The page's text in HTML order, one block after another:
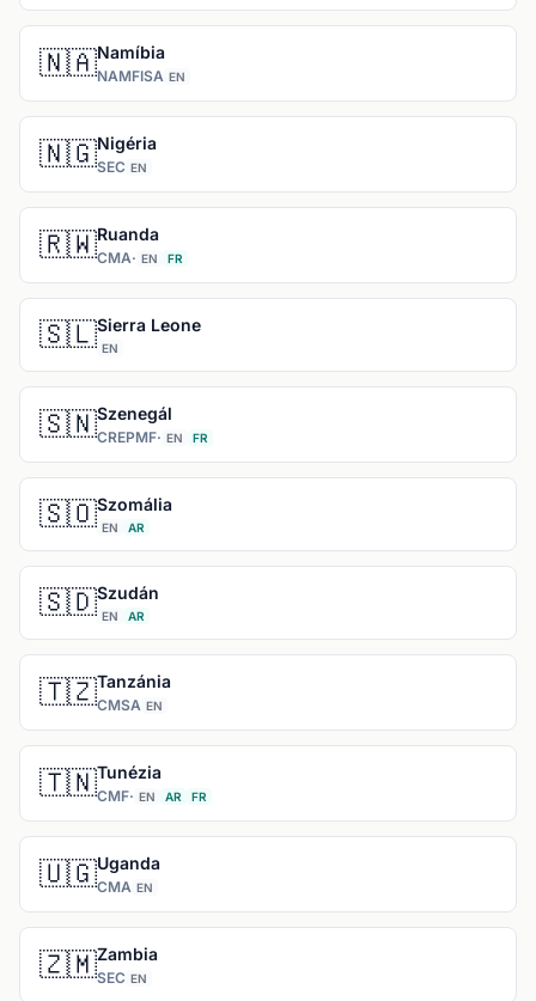
🇳🇦Namíbia
NAMFISA EN
🇳🇬Nigéria
SEC EN
🇷🇼Ruanda
CMA· EN FR
🇸🇱Sierra Leone
EN
🇸🇳Szenegál
CREPMF· EN FR
🇸🇴Szomália
EN AR
🇸🇩Szudán
EN AR
🇹🇿Tanzánia
CMSA EN
🇹🇳Tunézia
CMF· EN AR FR
🇺🇬Uganda
CMA EN
🇿🇲Zambia
SEC EN